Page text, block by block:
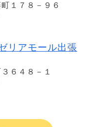
１７８－９６
リアモール出張
６４８－１